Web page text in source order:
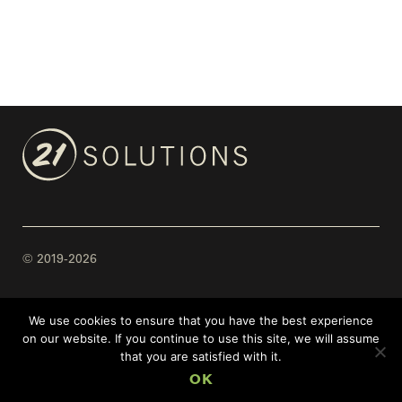
© 2019-2026
Mentions légales
Hurrah! Only 0.28 g of CO2 / view
We use cookies to ensure that you have the best experience
on our website. If you continue to use this site, we will assume
that you are satisfied with it.
OK